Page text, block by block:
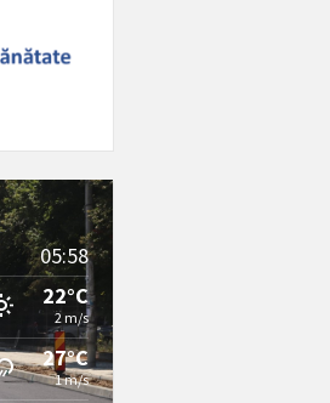
05:58
22°C
2 m/s
27°C
1 m/s